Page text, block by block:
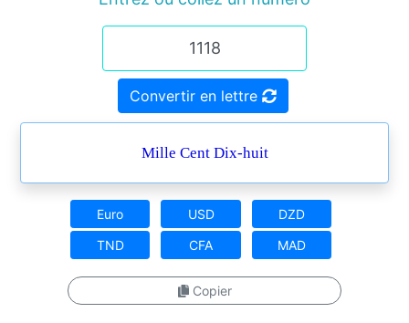
Convertir en lettre
Mille Cent Dix-huit
Euro USD
DZD
TND
CFA MAD
Copier